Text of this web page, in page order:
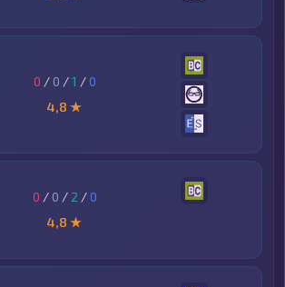
0 / 0 /1 /0
4,8 ★
0 / 0 / 2 /0
4,8 ★